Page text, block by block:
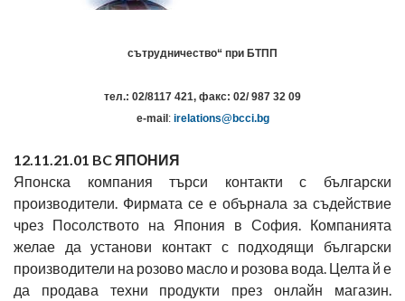
сътрудничество“ при БТПП
тел.: 02/8117 421, факс: 02/ 987 32 09
e-mail : irelations@bcci.bg
12.11.21.01 BCЯПОНИЯ
Японска компания търси контакти с български
производители. Фирмата се е обърнала за съдействие
чрез Посолството на Япония в София. Компанията
желае да установи контакт с подходящи български
производители на розово масло и розова вода. Целта й е
да продава техни продукти през онлайн магазин.